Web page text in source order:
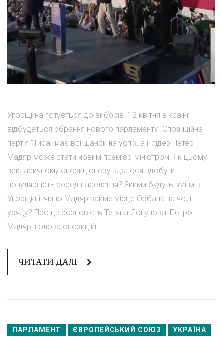
Угорщина готується до виборів. 12 квітня в країні
відбудеться обрання нового парламенту. Опозиційна
партія "Тиса" має всі шанси на успіх, а її лідер Петер
Мадяр може стати новим прем'єр-міністром. Як цьому
некласичному опозиціонеру вдалося здобути
популярність серед населення? Якими будуть зміни в
Угорщині, якщо Мадяр займе місце Орбана на чолі
уряду? Про це розповість Тетяна Логунова. Петро
Мадяр, голова опозиційн...
ЧИТАТИ ДАЛІ
ПАРЛАМЕНТ ЄВРОПЕЙСЬКИЙ СОЮЗ УКРАЇНА